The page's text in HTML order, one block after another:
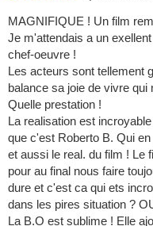
MAGNIFIQUE ! Un film
Je m'attendais a un
chef-oeuvre !
Les acteurs sont tellement
balance sa joie de vivre qui
Quelle prestation !
La realisation est
que c'est Roberto B. Qui
et aussi le real. du film ! Le
pour au final nous faire
dure et c'est ca qui ets
dans les pires situation ?
La B.O est sublime ! Elle